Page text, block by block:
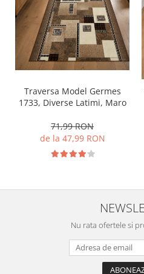
Traversa Model Germes
1733, Diverse Latimi, Maro
71,99 RON
de la 47,99 RON
Nu rata ofertele si